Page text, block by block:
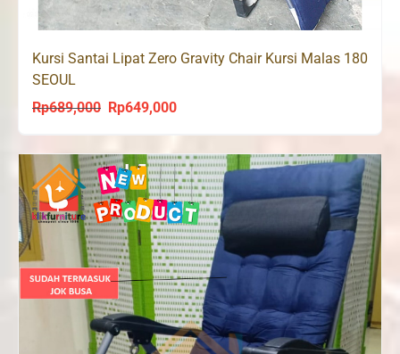
Kursi Santai Lipat Zero Gravity Chair Kursi Malas 180
SEOUL
Rp689,000
Original
was:
Rp689,000.
Rp649,000Current
is:
Rp649,000.